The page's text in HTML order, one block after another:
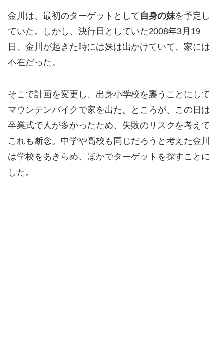
金川は、最初のターゲットとして 自身の妹を予定し
ていた。しかし、決行日としていた2008年3月19
日、金川が起きた時には妹は出かけていて、家には
不在だった。
そこで計画を変更し、出身小学校を襲うことにして
マウンテンバイクで家を出た。ところが、この日は
卒業式で人が多かったため、失敗のリスクを考えて
これも断念。中学や高校も同じだろうと考えた金川
は学校をあきらめ、ほかでターゲットを探すことに
した。